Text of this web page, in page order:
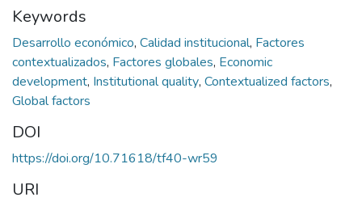
Keywords
Desarrollo económico, Calidad institucional, Factores
contextualizados, Factores globales, Economic
development, Institutional quality, Contextualized factors,
Global factors
DOI
https://doi.org/10.71618/tf40-wr59
URI